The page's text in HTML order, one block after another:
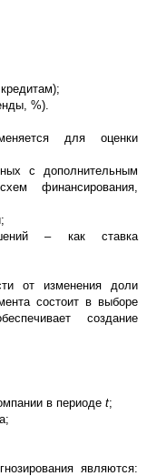
%).
для оценки
с дополнительным
финансирования,
– как ставка
от изменения доли
состоит в выборе
создание
в периоде t;
являются: